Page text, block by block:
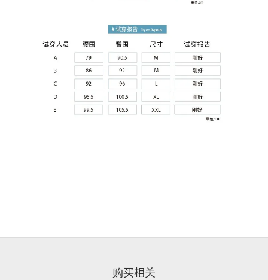
购买相关